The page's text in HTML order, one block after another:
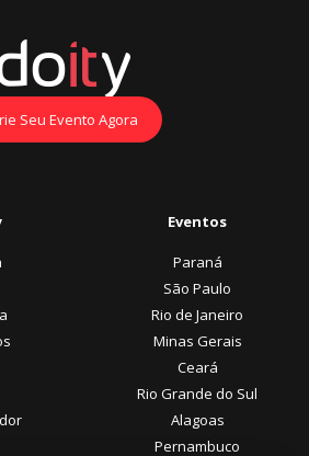
Seu Evento Agora
Eventos
Paraná
São Paulo
Rio de Janeiro
Minas Gerais
Ceará
Rio Grande do Sul
Alagoas
Pernambuco